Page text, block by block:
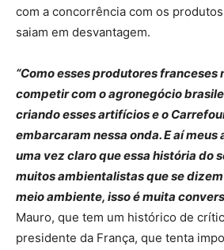
com a concorrência com os
saiam em desvantagem.
“Como esses produtores franceses
competir com o agronegócio
criando esses artifícios e o
embarcaram nessa onda. E aí
uma vez claro que essa história do
muitos ambientalistas que se
meio ambiente, isso é muita
Mauro, que tem um histórico de
presidente da França, que tenta